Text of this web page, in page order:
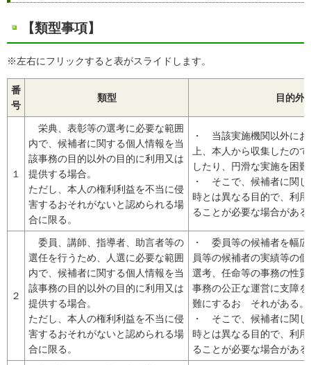
【類型事項】
※左右にフリックすると表がスライドします。
番
号
類型 目的外
１
栄典、表彰等の選考に必要な範囲
内で、候補者に関する個人情報を当
該事務の目的以外の目的に利用又は
提供する場合。
ただし、本人の権利利益を不当に侵
害するおそれがないと認められる場
合に限る。
・ 当該実施機関以外に
上、本人から収集したの
したり、円滑な実施を困
・ そこで、候補者に関
時とは異なる目的で、利
ることが必要な場合がある
２
委員、講師、指導者、助言者等の
選任を行うため、人選に必要な範囲
内で、候補者に関する個人情報を当
該事務の目的以外の目的に利用又は
提供する場合。
ただし、本人の権利利益を不当に侵
害するおそれがないと認められる場
合に限る。
・ 委員等の候補者を幅
員等の候補者の実績等の
選考、任命等の事務の性
事務の公正な運営に支障
難にするお それがある。
・ そこで、候補者に関
時とは異なる目的で、利
ることが必要な場合がある